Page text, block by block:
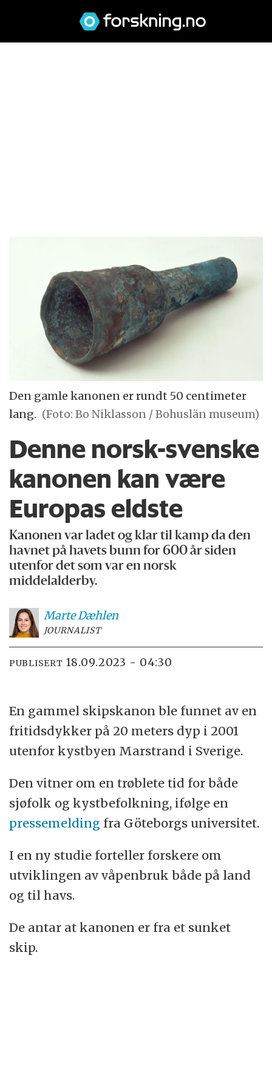
Den gamle kanonen er rundt 50 centimeter
lang. (Foto: Bo Niklasson / Bohuslän museum)
Denne norsk-svenske
kanonen kan være
Europas eldste
Kanonen var ladet og klar til kamp da den
havnet på havets bunn for 600 år siden
utenfor det som var en norsk
middelalderby.
MarteDæhlen
JOURNALIST
PUBLISERT 18.09.2023 - 04:30
En gammel skipskanon ble funnet av en
fritidsdykker på 20 meters dyp i 2001
utenfor kystbyen Marstrand i Sverige.
Den vitner om en trøblete tid for både
sjøfolk og kystbefolkning, ifølge en
pressemelding fra Göteborgs universitet.
I en ny studie forteller forskere om
utviklingen av våpenbruk både på land
og til havs.
De antar at kanonen er fra et sunket
skip.